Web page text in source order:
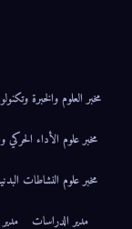
مخبر العلوم والخبرة
مخبر علوم الأداء
مخبر علوم النشاطات
مدير الدراسات